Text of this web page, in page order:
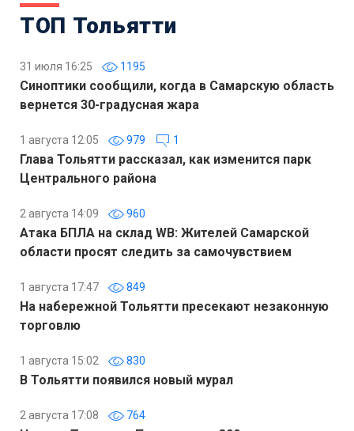
ТОП Тольятти
31 июля 16:25 1195
Синоптики сообщили, когда в Самарскую область
вернется 30-градусная жара
1 августа 12:05 979 1
Глава Тольятти рассказал, как изменится парк
Центрального района
2 августа 14:09 960
Атака БПЛА на склад WB: Жителей Самарской
области просят следить за самочувствием
1 августа 17:47 849
На набережной Тольятти пресекают незаконную
торговлю
1 августа 15:02 830
В Тольятти появился новый мурал
2 августа 17:08 764